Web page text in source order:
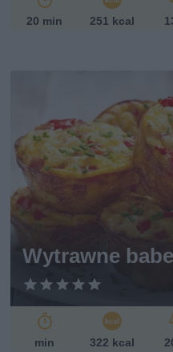
20 min 251 kcal
Wytrawne
min 322 kcal